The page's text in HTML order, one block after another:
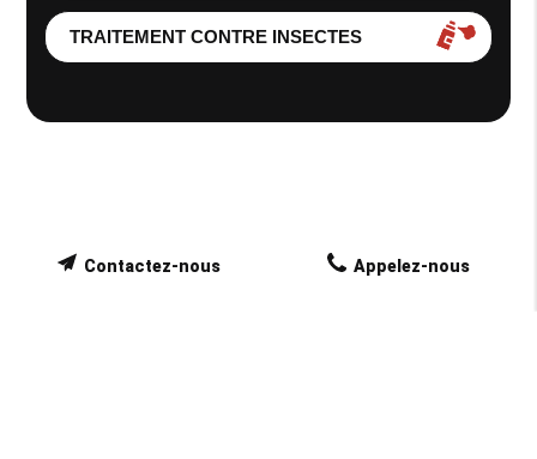
TRAITEMENT CONTRE INSECTES
Appelez-nous
Contactez-nous